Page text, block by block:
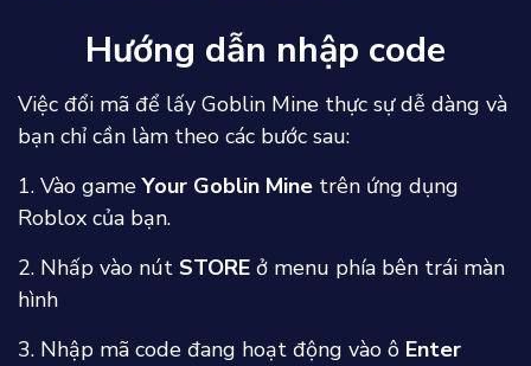
Hướng dẫn nhập code
Việc đổi mã để lấy Goblin Mine thực sự dễ dàng và
bạn chỉ cần làm theo các bước sau:
1. Vào gameYour Goblin Mine trên ứng dụng
Roblox của bạn.
2. Nhấp vào nút STORE ở menu phía bên trái màn
hình
3. Nhập mã code đang hoạt động vào ô Enter